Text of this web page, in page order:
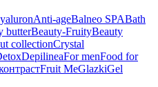
Anti-ageBalneo SPABath
butterBeauty-FruityBeauty
collectionCrystal
DepilineaFor menFood for
Fruit MeGlazkiGel